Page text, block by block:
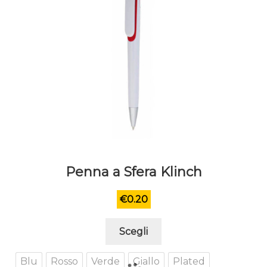
Penna a Sfera Klinch
€0.20
Scegli
ha
Blu Rosso Verde Giallo Plated